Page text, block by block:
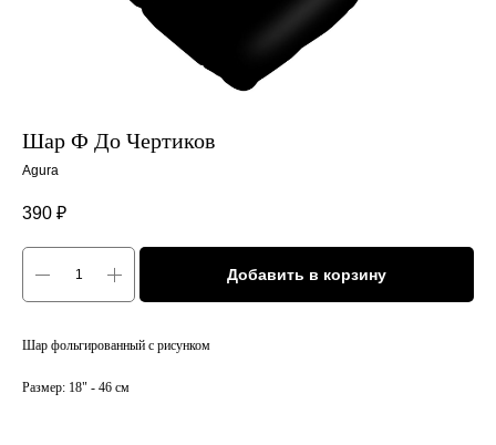
Шар Ф До Чертиков
Agura
390 ₽
Добавить в корзину
Шар фольгированный с рисунком
Размер: 18" - 46 см